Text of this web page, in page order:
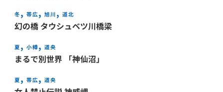
冬 帯広 旭川 道北
幻の橋 タウシュベツ川橋梁
夏 小樽 道央
まるで別世界 「神仙沼」
夏 帯広 道央